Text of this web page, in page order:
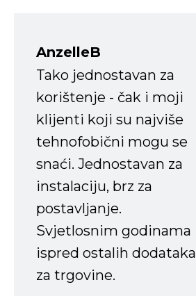
AnzelleB
Tako jednostavan za
korištenje - čak i moji
klijenti koji su najviše
tehnofobični mogu se
snaći. Jednostavan za
instalaciju, brz za
postavljanje.
Svjetlosnim godinama
ispred ostalih dodataka
za trgovine.